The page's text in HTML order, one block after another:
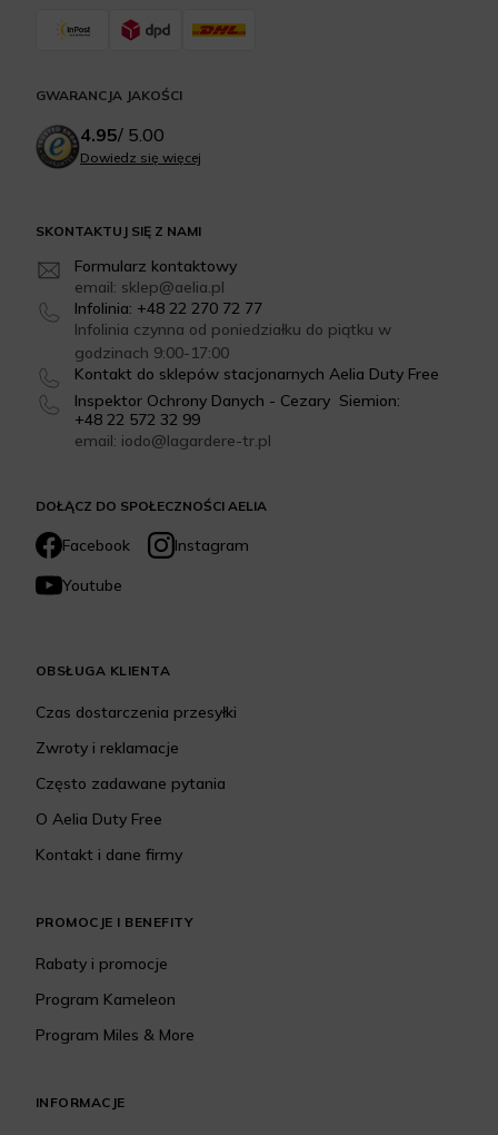
DOŁĄCZ DO SPOŁECZNOŚCI AELIA
Facebook
Instagram
Youtube
SKONTAKTUJ SIĘ Z NAMI
Formularz kontaktowy
email: sklep@aelia.pl
Infolinia: +48 22 270 72 77
Infolinia czynna od poniedziałku do piątku w
godzinach 9:00-17:00
Kontakt do sklepów stacjonarnych Aelia Duty Free
Inspektor Ochrony Danych - Cezary Siemion:
+48 22 572 32 99
email: iodo@lagardere-tr.pl
OBSŁUGA KLIENTA
Czas dostarczenia przesyłki
Zwroty i reklamacje
Często zadawane pytania
O Aelia Duty Free
Kontakt i dane firmy
PROMOCJE I BENEFITY
Rabaty i promocje
Program Kameleon
Program Miles & More
INFORMACJE
GWARANCJA JAKOŚCI
4.95/ 5.00
Dowiedz się więcej